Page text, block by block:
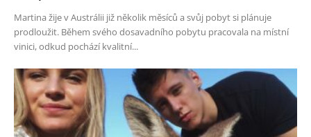
Martina žije v Austrálii již několik měsíců a svůj pobyt si plánuje
prodloužit. Během svého dosavadního pobytu pracovala na místní
vinici, odkud pochází kvalitní...